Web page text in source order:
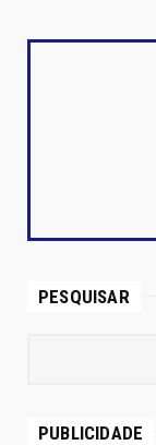
PESQUISAR
PUBLICIDADE